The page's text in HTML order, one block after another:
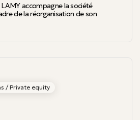
LAMY accompagne la société
de la réorganisation de son
/ Private equity